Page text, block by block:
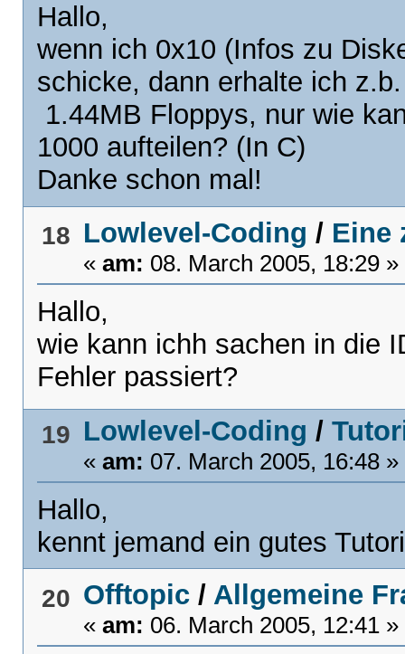
Hallo,
wenn ich 0x10 (Infos zu
schicke, dann erhalte ich
1.44MB Floppys, nur wie
1000 aufteilen? (In C)
Danke schon mal!
18 Lowlevel-Coding / Eine
«am: 08. March 2005, 18:29 »
Hallo,
wie kann ichh sachen in die
Fehler passiert?
19 Lowlevel-Coding /
«am: 07. March 2005, 16:48 »
Hallo,
kennt jemand ein gutes
20 Offtopic / Allgemeine
«am: 06. March 2005, 12:41 »